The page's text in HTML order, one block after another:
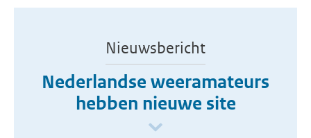
Nieuwsbericht
Nederlandse weeramateurs
hebben nieuwe site